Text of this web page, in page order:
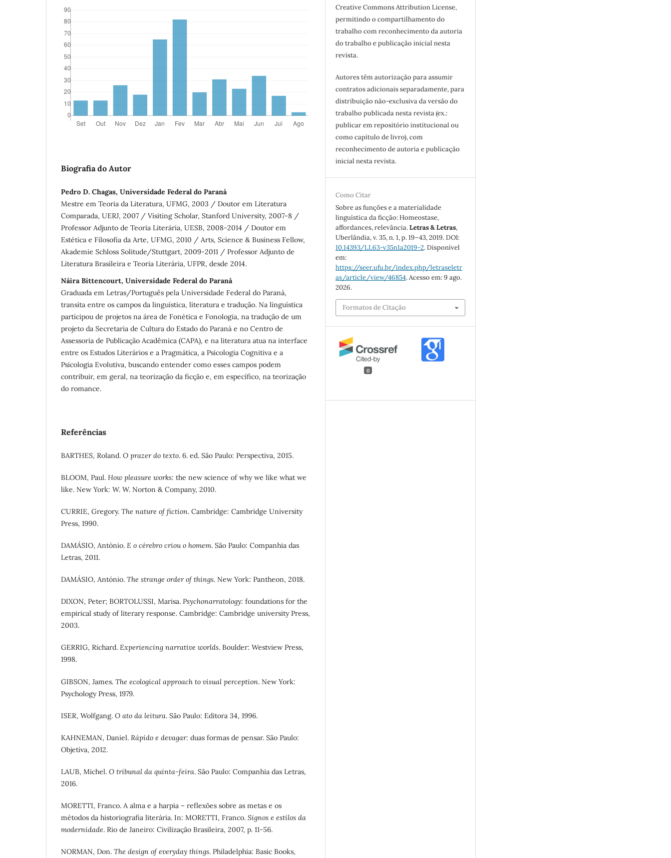
Biografia do Autor
Pedro D. Chagas, Universidade Federal do Paraná
Mestre em Teoria da Literatura, UFMG, 2003 / Doutor em Literatura
Comparada, UERJ, 2007 / Visiting Scholar, Stanford University, 2007-8 /
Professor Adjunto de Teoria Literária, UESB, 2008-2014 / Doutor em
Estética e Filosofia da Arte, UFMG, 2010 / Arts, Science & Business Fellow,
Akademie Schloss Solitude/Stuttgart, 2009-2011 / Professor Adjunto de
Literatura Brasileira e Teoria Literária, UFPR, desde 2014.
Náira Bittencourt, Universidade Federal do Paraná
Graduada em Letras/Português pela Universidade Federal do Paraná,
transita entre os campos da linguística, literatura e tradução. Na linguística
participou de projetos na área de Fonética e Fonologia, na tradução de um
projeto da Secretaria de Cultura do Estado do Paraná e no Centro de
Assessoria de Publicação Acadêmica (CAPA), e na literatura atua na interface
entre os Estudos Literários e a Pragmática, a Psicologia Cognitiva e a
Psicologia Evolutiva, buscando entender como esses campos podem
contribuir, em geral, na teorização da ficção e, em específico, na teorização
do romance.
Referências
BARTHES, Roland. O prazer do texto. 6. ed. São Paulo: Perspectiva, 2015.
BLOOM, Paul. How pleasure works: the new science of why we like what we
like. New York: W. W. Norton & Company, 2010.
CURRIE, Gregory. The nature of fiction. Cambridge: Cambridge University
Press, 1990.
DAMÁSIO, António. E o cérebro criou o homem. São Paulo: Companhia das
Letras, 2011.
DAMÁSIO, António. The strange order of things. New York: Pantheon, 2018.
DIXON, Peter; BORTOLUSSI, Marisa. Psychonarratology: foundations for the
empirical study of literary response. Cambridge: Cambridge university Press,
2003.
GERRIG, Richard. Experiencing narrative worlds. Boulder: Westview Press,
1998.
GIBSON, James. The ecological approach to visual perception. New York:
Psychology Press, 1979.
ISER, Wolfgang. O ato da leitura. São Paulo: Editora 34, 1996.
KAHNEMAN, Daniel. Rápido e devagar: duas formas de pensar. São Paulo:
Objetiva, 2012.
LAUB, Michel. O tribunal da quinta-feira. São Paulo: Companhia das Letras,
2016.
MORETTI, Franco. A alma e a harpia – reflexões sobre as metas e os
métodos da historiografia literária. In: MORETTI, Franco. Signos e estilos da
modernidade. Rio de Janeiro: Civilização Brasileira, 2007, p. 11-56.
NORMAN, Don. The design of everyday things. Philadelphia: Basic Books,
Creative Commons Attribution License,
permitindo o compartilhamento do
trabalho com reconhecimento da autoria
do trabalho e publicação inicial nesta
revista.
Autores têm autorização para assumir
contratos adicionais separadamente, para
distribuição não-exclusiva da versão do
trabalho publicada nesta revista (ex.:
publicar em repositório institucional ou
como capítulo de livro), com
reconhecimento de autoria e publicação
inicial nesta revista.
Como Citar
Sobre as funções e a materialidade
linguística da ficção: Homeostase,
affordances, relevância.Letras & Letras,
Uberlândia, v. 35, n. 1, p. 19–43, 2019. DOI:
10.14393/LL63-v35n1a2019-2. Disponível
em:
https://seer.ufu.br/index.php/letraseletr
as/article/view/46854. Acesso em: 9 ago.
2026.
Formatos de Citação
0